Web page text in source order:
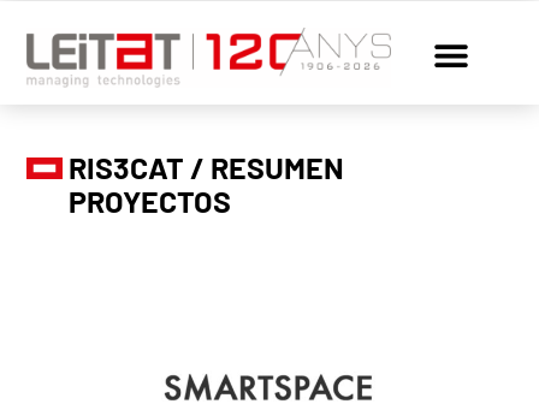
RIS3CAT / RESUMEN
PROYECTOS